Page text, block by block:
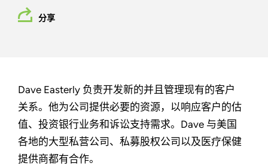
分享
Dave Easterly 负责开发新的并且管理现有的客户
关系。他为公司提供必要的资源，以响应客户的估
值、投资银行业务和诉讼支持需求。Dave 与美国
各地的大型私营公司、私募股权公司以及医疗保健
提供商都有合作。